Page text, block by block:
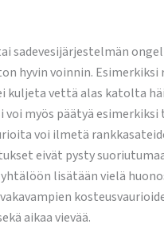
sadevesijärjestelmän
hyvin voinnin.
kuljeta vettä alas katolta
voi myös päätyä
voi ilmetä
eivät pysty
lisätään vielä
aikaa vievää.